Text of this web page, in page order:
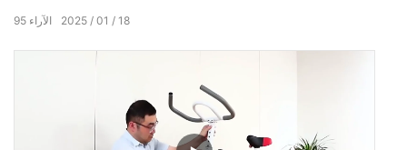
2025 01 18
95 الآراء